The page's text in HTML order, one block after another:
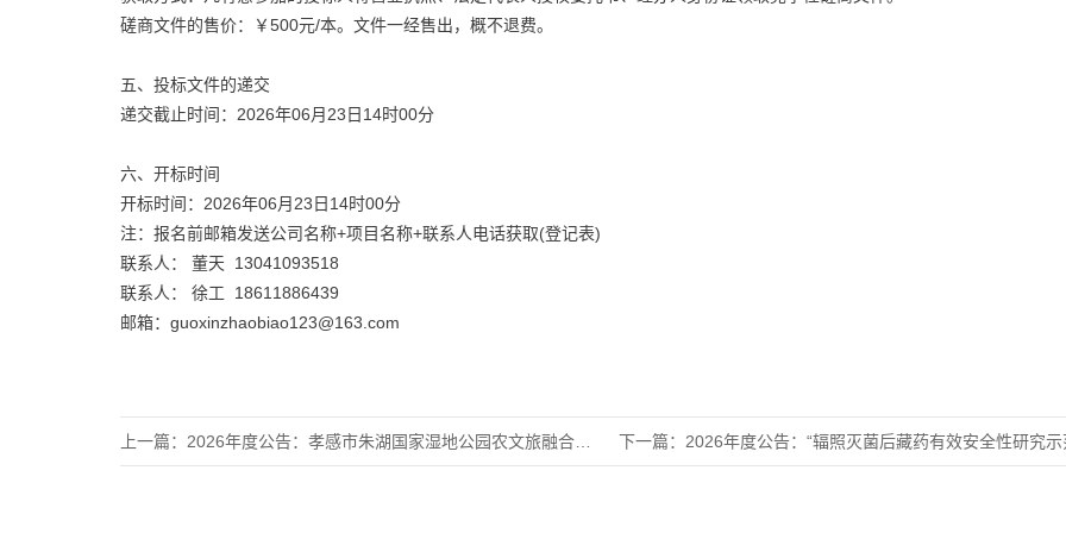
磋商文件的售价：￥500元/本。文件一经售出，概不退费。
五、投标文件的递交
递交截止时间：2026年06月23日14时00分
六、开标时间
开标时间：2026年06月23日14时00分
注：报名前邮箱发送公司名称+项目名称+联系人电话获取(登记表)
联系人： 董天 13041093518
联系人： 徐工 18611886439
邮箱：guoxinzhaobiao123@163.com
上一篇： 2026年度公告：孝感市朱湖国家湿地公园农文旅融合策划项目竞 下一篇： 2026年度公告：“辐照灭菌后藏药有效安全性研究示范项目